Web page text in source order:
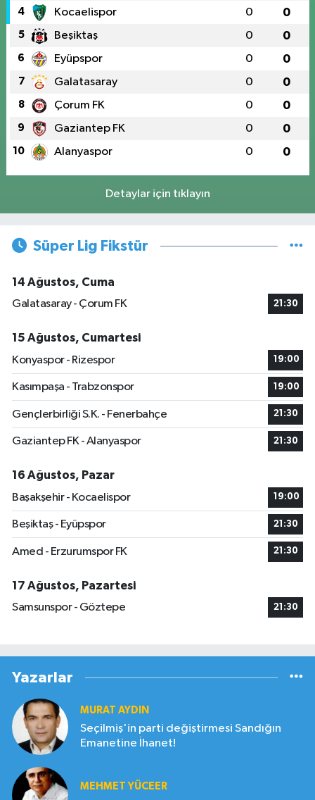
4 Kocaelispor 0 0
5 Beşiktaş 0 0
6 Eyüpspor 0 0
7 Galatasaray 0 0
8 Çorum FK 0 0
9 Gaziantep FK 0 0
10 Alanyaspor 0 0
Detaylar için tıklayın
Süper Lig Fikstür
14 Ağustos, Cuma
Galatasaray - Çorum FK
21:30
15 Ağustos, Cumartesi
Konyaspor - Rizespor
19:00
Kasımpaşa - Trabzonspor 19:00
Gençlerbirliği S.K. - Fenerbahçe 21:30
Gaziantep FK - Alanyaspor 21:30
16 Ağustos, Pazar
Başakşehir - Kocaelispor
19:00
Beşiktaş - Eyüpspor 21:30
Amed - Erzurumspor FK 21:30
17 Ağustos, Pazartesi
Samsunspor - Göztepe
21:30
Yazarlar
MURAT AYDIN
Seçilmiş'in parti değiştirmesi Sandığın
Emanetine İhanet!
MEHMET YÜCEER